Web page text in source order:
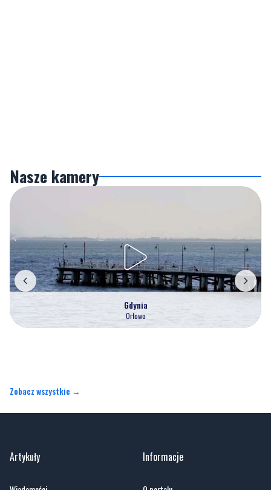
Gdynia
Orłowo
Artykuły
Sport
Informacje
Kontakt